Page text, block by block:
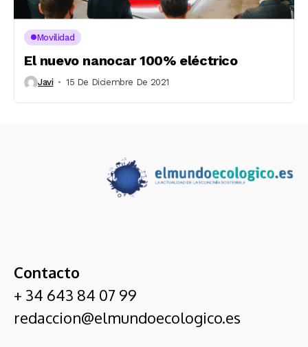
Movilidad
El nuevo nanocar 100% eléctrico
Javi 15 De Diciembre De 2021
Contacto
+ 34 643 84 07 99
redaccion@elmundoecologico.es